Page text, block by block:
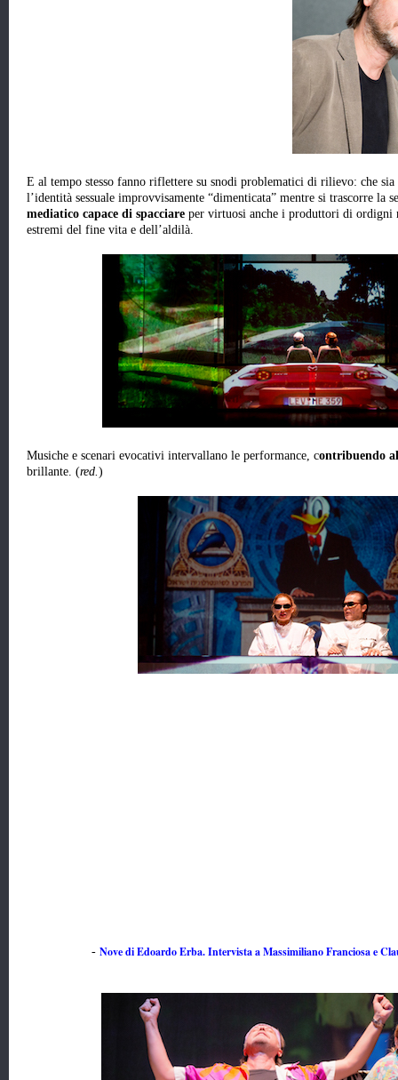
E al tempo stesso fanno riflettere su snodi problematici di rilievo: che
l’identità sessuale improvvisamente “dimenticata” mentre si trascorre la
mediatico capace di spacciare per virtuosi anche i produttori di
estremi del fine vita e dell’aldilà.
Musiche e scenari evocativi intervallano le performance, contribuendo
brillante. (red.)
- Nove di Edoardo Erba. Intervista a Massimiliano Franciosa e